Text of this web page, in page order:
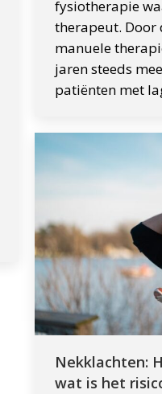
fysiotherapie
therapeut. Door
manuele
jaren steeds
patiënten met
Nekklachten:
wat is het